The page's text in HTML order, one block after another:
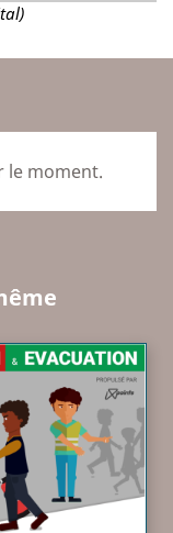
le moment.